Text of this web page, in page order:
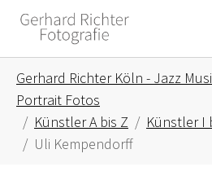
Skip to main content
Skip to page footer
Gerhard Richter Köln - Jazz
Portrait Fotos
Künstler A bis Z
Künstler I
Uli Kempendorff